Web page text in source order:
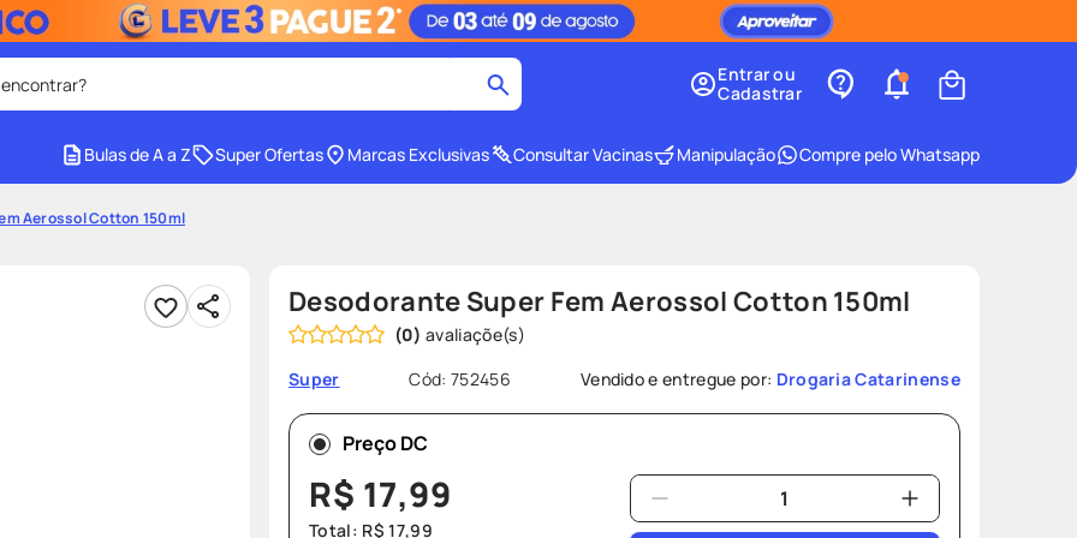
facial
8º protetor solar
fralda pampers
Entrar ou
Cadastrar
Bulas de A a Z Super Ofertas Marcas Exclusivas Consultar Vacinas Manipulação Compre pelo Whatsapp
Aerossol Cotton 150ml
Desodorante Super Fem Aerossol Cotton 150ml
(0)
Super
Cód:752456 Vendido e entregue por: Drogaria Catarinense
Preço DC
R$ 17,99
Total: R$ 17,99